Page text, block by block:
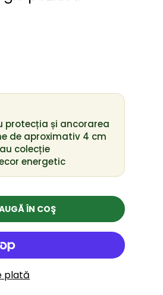
protecția și ancorarea
de aproximativ 4 cm
colecție
energetic
ÎN COŞ
plată